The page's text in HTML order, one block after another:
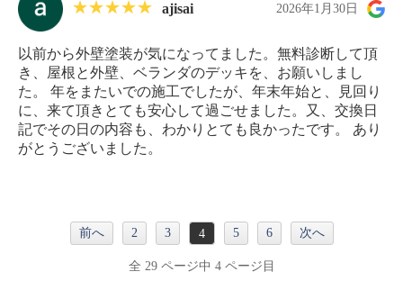
ajisai 2026年1月30日
以前から外壁塗装が気になってました。無料診断して頂
き、屋根と外壁、ベランダのデッキを、お願いしまし
た。 年をまたいでの施工でしたが、年末年始と、見回り
に、来て頂きとても安心して過ごせました。又、交換日
記でその日の内容も、わかりとても良かったです。 あり
がとうございました。
前へ 2 3 4 5 6 次へ
全 29 ページ中 4 ページ目